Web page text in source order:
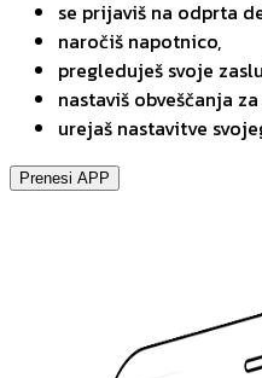
se prijaviš na odprta
naročiš napotnico,
pregleduješ svoje
nastaviš obveščanja
urejaš nastavitve
Prenesi APP